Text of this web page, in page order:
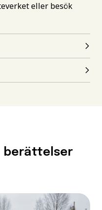
eller besök
berättelser